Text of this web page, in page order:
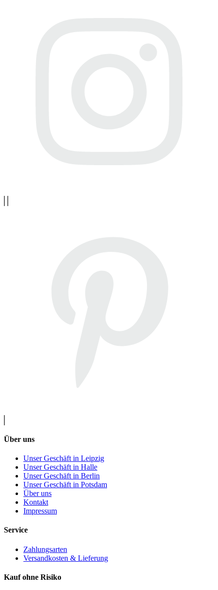
Über uns
Unser Geschäft in Leipzig
Unser Geschäft in Halle
Unser Geschäft in Berlin
Unser Geschäft in Potsdam
Über uns
Kontakt
Impressum
Service
Zahlungsarten
Versandkosten & Lieferung
Kauf ohne Risiko